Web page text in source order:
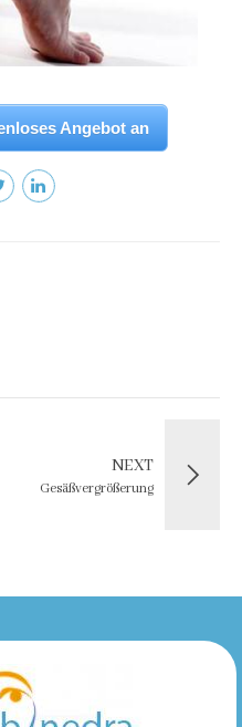
Angebot an
NEXT
Gesäßvergrößerung